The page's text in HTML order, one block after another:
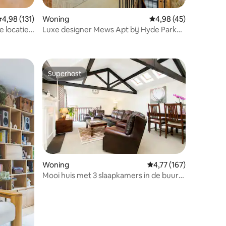
beoordeling van 4,98 op 5, 131 recensies
4,98 (131)
locatie
Woning Gemiddelde
4,98 (45)
Luxe designer Mews Apt bij Hyde Park
Superhost
Superhost
Woning Gemiddelde
4,77 (167)
Mooi huis met 3 slaapkamers in de buurt